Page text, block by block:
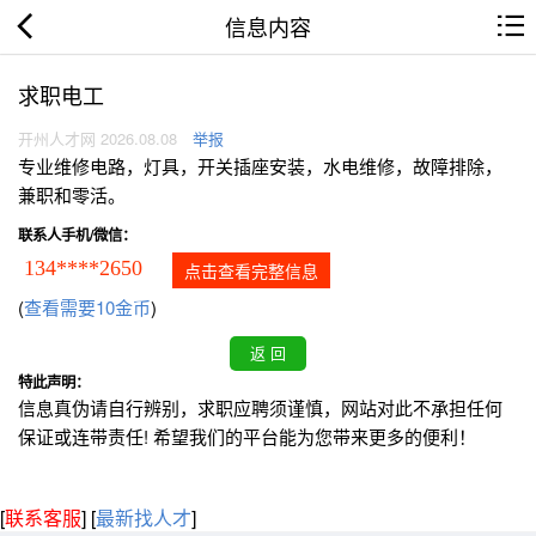
信息内容
求职电工
开州人才网 2026.08.08 举报
专业维修电路，灯具，开关插座安装，水电维修，故障排除，
兼职和零活。
联系人手机/微信：
134****2650 点击查看完整信息
(查看需要10金币)
特此声明：
信息真伪请自行辨别，求职应聘须谨慎，网站对此不承担任何
保证或连带责任! 希望我们的平台能为您带来更多的便利！
[联系客服] [最新找人才]